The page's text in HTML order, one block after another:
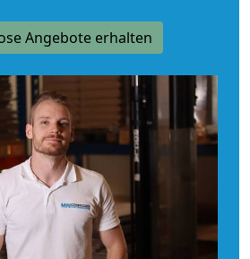
Angebote erhalten